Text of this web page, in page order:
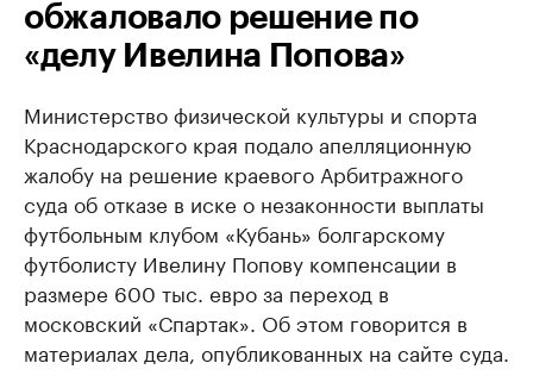
обжаловало решение по
«делу Ивелина Попова»
Министерство физической культуры и спорта
Краснодарского края подало апелляционную
жалобу на решение краевого Арбитражного
суда об отказе в иске о незаконности выплаты
футбольным клубом «Кубань» болгарскому
футболисту Ивелину Попову компенсации в
размере 600 тыс. евро за переход в
московский «Спартак». Об этом говорится в
материалах дела, опубликованных на сайте суда.